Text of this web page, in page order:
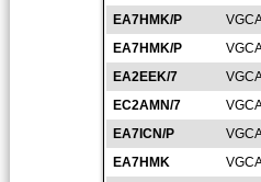
EA7HMK/P
EA7HMK/P
EA2EEK/7
EC2AMN/7
EA7ICN/P
EA7HMK